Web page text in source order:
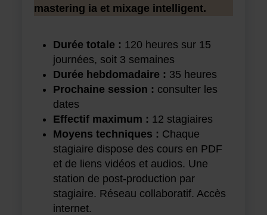
mastering ia et mixage intelligent.
Durée totale : 120 heures sur 15
journées, soit 3 semaines
Durée hebdomadaire : 35 heures
Prochaine session : consulter les
dates
Effectif maximum : 12 stagiaires
Moyens techniques : Chaque
stagiaire dispose des cours en PDF
et de liens vidéos et audios. Une
station de post-production par
stagiaire. Réseau collaboratif. Accès
internet.